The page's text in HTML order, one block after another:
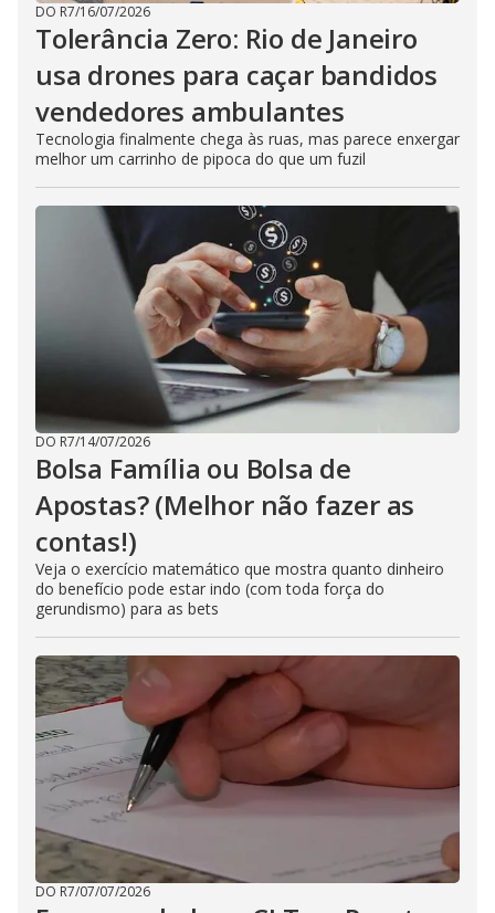
DO R7/16/07/2026
Tolerância Zero: Rio de Janeiro
usa drones para caçar bandidos
vendedores ambulantes
Tecnologia finalmente chega às ruas, mas parece enxergar
melhor um carrinho de pipoca do que um fuzil
DO R7/14/07/2026
Bolsa Família ou Bolsa de
Apostas? (Melhor não fazer as
contas!)
Veja o exercício matemático que mostra quanto dinheiro
do benefício pode estar indo (com toda força do
gerundismo) para as bets
DO R7/07/07/2026